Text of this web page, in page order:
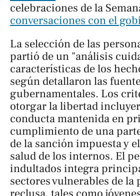
celebraciones de la
conversaciones con el
La selección de las
partió de un "análisis
características de los
según detallaron las
gubernamentales. Los
otorgar la libertad
conducta mantenida en
cumplimiento de una
de la sanción impuesta y
salud de los internos. El
indultados integra
sectores vulnerables de la